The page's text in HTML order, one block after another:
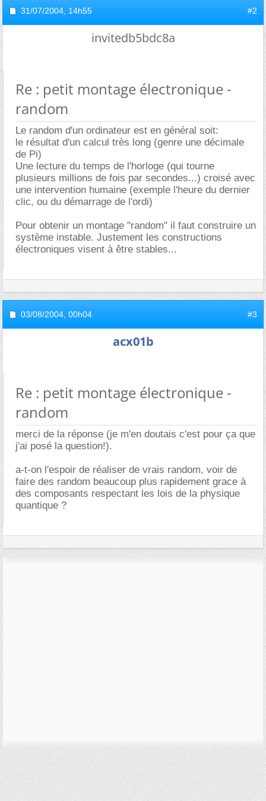
31/07/2004, 14h55 #2
invitedb5bdc8a
Re : petit montage électronique -
random
Le random d'un ordinateur est en général soit:
le résultat d'un calcul très long (genre une décimale
de Pi)
Une lecture du temps de l'horloge (qui tourne
plusieurs millions de fois par secondes...) croisé avec
une intervention humaine (exemple l'heure du dernier
clic, ou du démarrage de l'ordi)
Pour obtenir un montage "random" il faut construire un
système instable. Justement les constructions
électroniques visent à être stables...
03/08/2004, 00h04 #3
acx01b
Re : petit montage électronique -
random
merci de la réponse (je m'en doutais c'est pour ça que
j'ai posé la question!).
a-t-on l'espoir de réaliser de vrais random, voir de
faire des random beaucoup plus rapidement grace à
des composants respectant les lois de la physique
quantique ?